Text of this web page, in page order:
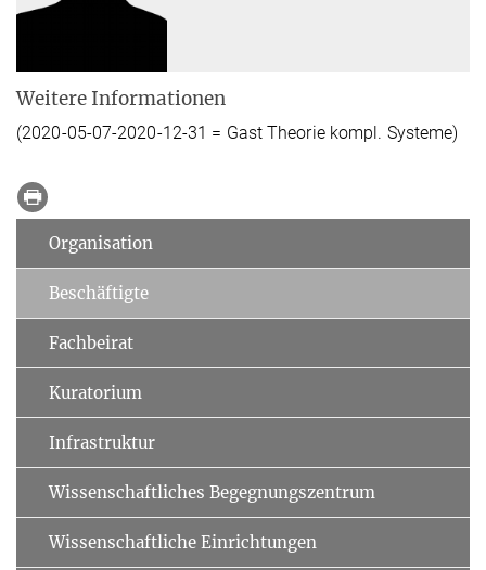
Weitere Informationen
(2020-05-07-2020-12-31 = Gast Theorie kompl. Systeme)
Organisation
Beschäftigte
Fachbeirat
Kuratorium
Infrastruktur
Wissenschaftliches Begegnungszentrum
Wissenschaftliche Einrichtungen